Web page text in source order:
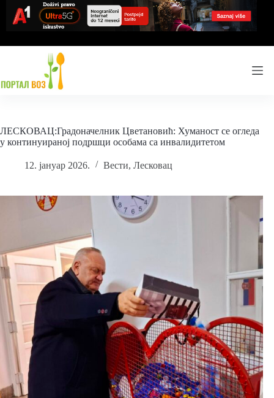
content
ЛЕСКОВАЦ:Градоначелник Цветановић: Хуманост се огледа
у континуираној подршци особама са инвалидитетом
12. јануар 2026. Вести, Лесковац